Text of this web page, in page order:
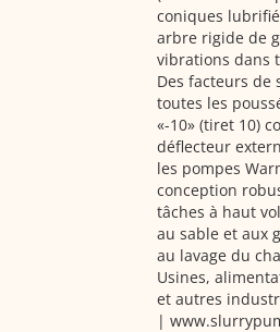
coniques
arbre rigide de
vibrations dans
Des facteurs
toutes les
«-10» (tiret 10)
déflecteur
les pompes
conception
tâches à haut
au sable et aux
au lavage du
Usines,
et autres
|